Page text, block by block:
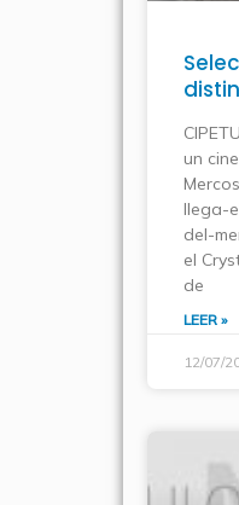
un
llega-
del-
el
de
LEER »
12/07/